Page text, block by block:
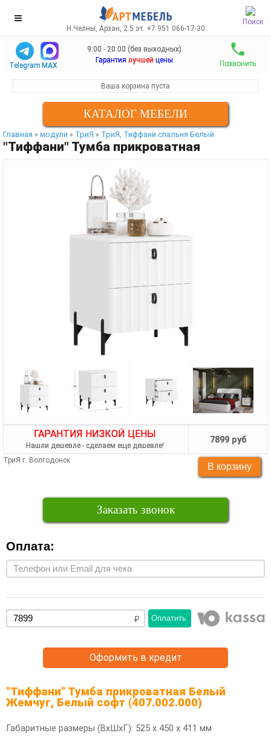
Поиск
Н.Челны, Арзан, 2.5 эт. +7 951 066-17-30
Telegram MAX
9:00 - 20:00 (без выходных)
Гарантия лучшей цены Позвонить
Ваша корзина пуста
КАТАЛОГ МЕБЕЛИ
Главная » модули » ТриЯ » ТриЯ, Тиффани спальня Белый
"Тиффани" Тумба прикроватная
ГАРАНТИЯ НИЗКОЙ ЦЕНЫ
Нашли дешевле - сделаем еще дешевле!
7899 руб
ТриЯ г. Волгодонск
Заказать звонок
Оплата:
Оплатить
Оформить в кредит
"Тиффани" Тумба прикроватная Белый
Жемчуг, Белый софт (407.002.000)
Габаритные размеры (ВхШхГ): 525 х 450 х 411 мм